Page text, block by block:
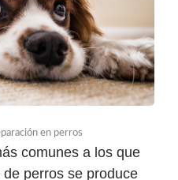
en perros
comunes a los que
perros se produce